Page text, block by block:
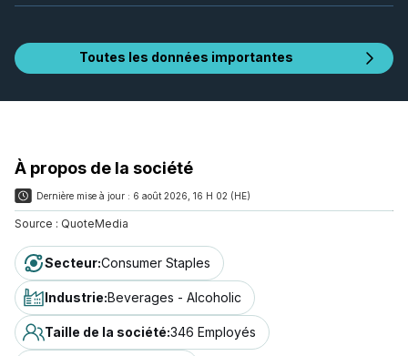
Toutes les données importantes
À propos de la société
Dernière mise à jour : 6 août 2026, 16 H 02 (HE)
Source : QuoteMedia
Secteur:Consumer Staples
Industrie:Beverages - Alcoholic
Taille de la société:346 Employés